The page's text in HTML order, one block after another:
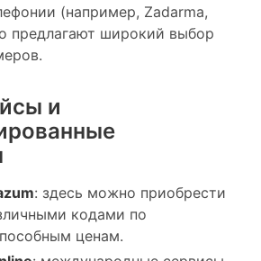
(например, Zadarma,
предлагают широкий выбор
и
: здесь можно приобрести
кодами по
ценам.